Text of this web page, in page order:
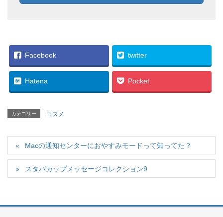
Facebook twitter
Hatena Pocket
カテゴリー コスメ
Macの通知センターにおやすみモードって知ってた？
スタバカップメッセージコレクション9